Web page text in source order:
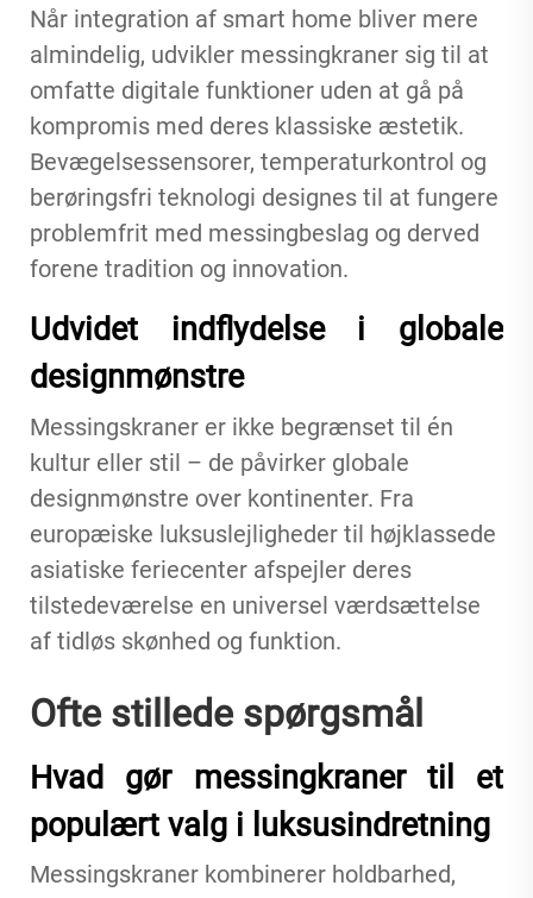
Når integration af smart home bliver mere
almindelig, udvikler messingkraner sig til at
omfatte digitale funktioner uden at gå på
kompromis med deres klassiske æstetik.
Bevægelsessensorer, temperaturkontrol og
berøringsfri teknologi designes til at fungere
problemfrit med messingbeslag og derved
forene tradition og innovation.
Udvidet indflydelse i globale
designmønstre
Messingskraner er ikke begrænset til én
kultur eller stil – de påvirker globale
designmønstre over kontinenter. Fra
europæiske luksuslejligheder til højklassede
asiatiske feriecenter afspejler deres
tilstedeværelse en universel værdsættelse
af tidløs skønhed og funktion.
Ofte stillede spørgsmål
Hvad gør messingkraner til et
populært valg i luksusindretning
Messingskraner kombinerer holdbarhed,